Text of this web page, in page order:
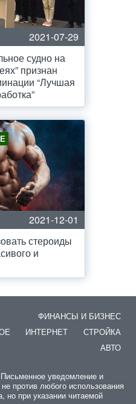
2021-07-29
судно на
признан
“Лучшая
2021-12-01
стероиды
и
ФИНАНСЫ И БИЗНЕС
ИНТЕРНЕТ
СТРОЙКА
АВТО
уведомление и
против любого использования
но при указании читаемой